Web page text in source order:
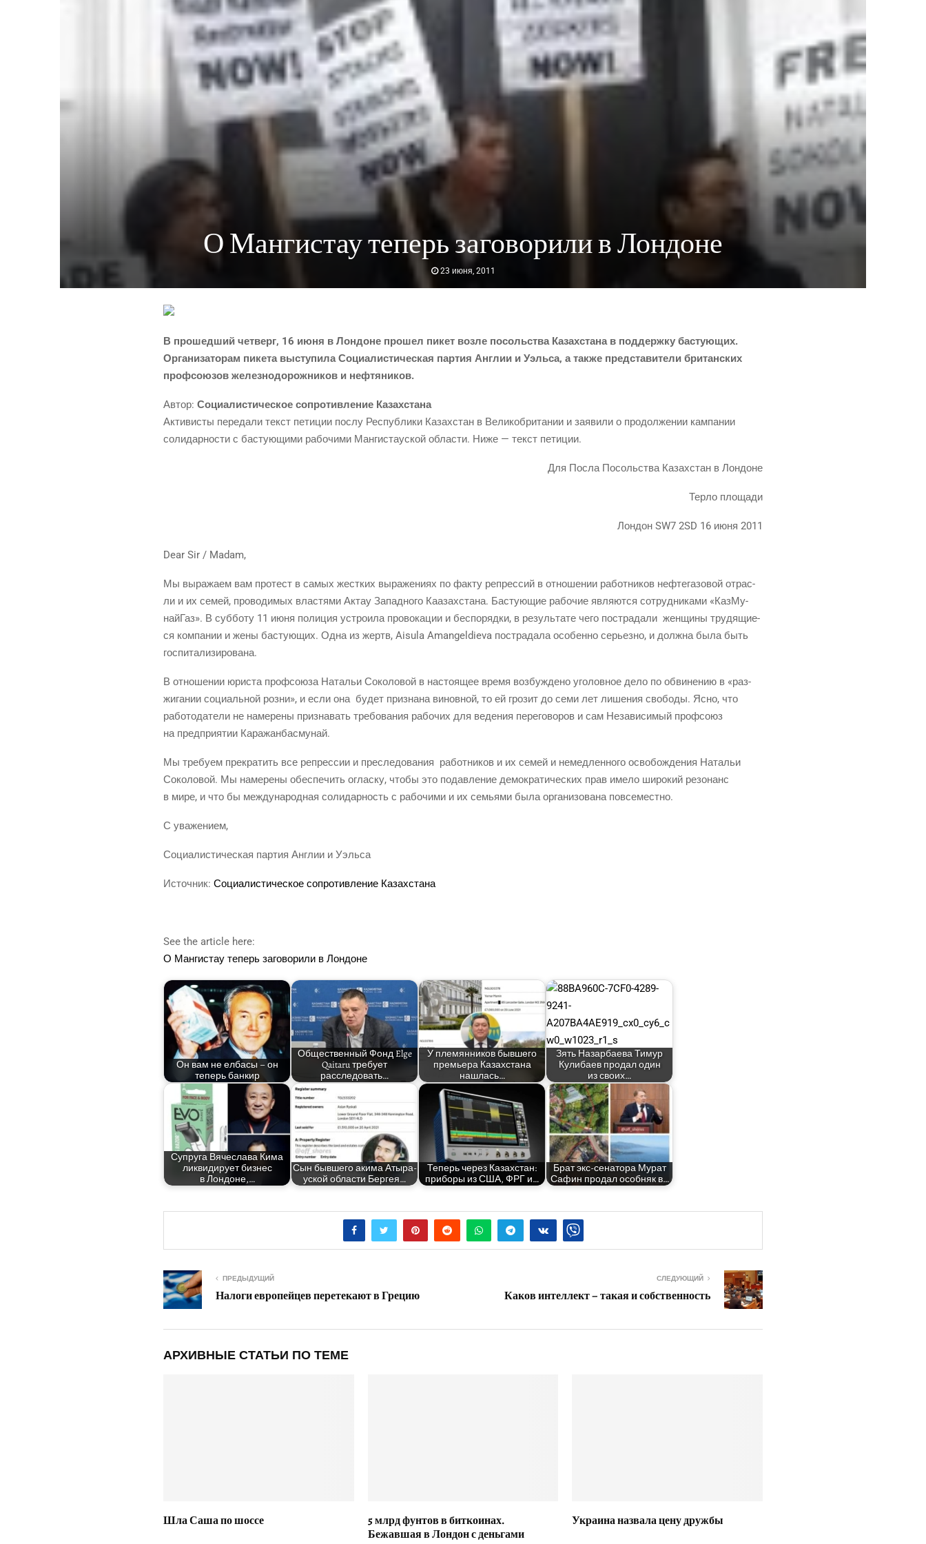
О Мангистау теперь заговорили в Лондоне
23 июня, 2011
В про­шед­ший чет­верг, 16 июня в Лон­доне про­шел пикет воз­ле посоль­ства Казах­ста­на в под­держ­ку басту­ю­щих.
Орга­ни­за­то­рам пике­та высту­пи­ла Соци­а­ли­сти­че­ская пар­тия Англии и Уэль­са, а так­же пред­ста­ви­те­ли бри­тан­ских
проф­со­ю­зов желез­но­до­рож­ни­ков и нефтяников.
Автор: Соци­а­ли­сти­че­ское сопро­тив­ле­ние Казахстана
Акти­ви­сты пере­да­ли текст пети­ции послу Рес­пуб­ли­ки Казах­стан в Вели­ко­бри­та­нии и заяви­ли о про­дол­же­нии кам­па­нии
соли­дар­но­сти с басту­ю­щи­ми рабо­чи­ми Ман­ги­ста­уской обла­сти. Ниже — текст петиции.
Для Посла Посоль­ства Казах­стан в Лондоне
Тер­ло площади
Лон­дон SW7 2SD 16 июня 2011
Dear Sir / Madam,
Мы выра­жа­ем вам про­тест в самых жест­ких выра­же­ни­ях по фак­ту репрес­сий в отно­ше­нии работ­ни­ков неф­те­га­зо­вой отрас­
ли и их семей, про­во­ди­мых вла­стя­ми Актау Запад­но­го Каа­зах­ста­на. Басту­ю­щие рабо­чие явля­ют­ся сотруд­ни­ка­ми «Каз­Му­
най­Газ». В суб­бо­ту 11 июня поли­ция устро­и­ла про­во­ка­ции и бес­по­ряд­ки, в резуль­та­те чего постра­да­ли жен­щи­ны тру­дя­щи­е­
ся ком­па­нии и жены басту­ю­щих. Одна из жертв, Aisula Amangeldieva постра­да­ла осо­бен­но серьез­но, и долж­на была быть
госпитализирована.
В отно­ше­нии юри­ста проф­со­ю­за Ната­льи Соко­ло­вой в насто­я­щее вре­мя воз­буж­де­но уго­лов­ное дело по обви­не­нию в «раз­
жи­га­нии соци­аль­ной роз­ни», и если она будет при­зна­на винов­ной, то ей гро­зит до семи лет лише­ния сво­бо­ды. Ясно, что
рабо­то­да­те­ли не наме­ре­ны при­зна­вать тре­бо­ва­ния рабо­чих для веде­ния пере­го­во­ров и сам Неза­ви­си­мый проф­со­юз
на пред­при­я­тии Каражанбасмунай.
Мы тре­бу­ем пре­кра­тить все репрес­сии и пре­сле­до­ва­ния работ­ни­ков и их семей и немед­лен­но­го осво­бож­де­ния Ната­льи
Соко­ло­вой. Мы наме­ре­ны обес­пе­чить оглас­ку, что­бы это подав­ле­ние демо­кра­ти­че­ских прав име­ло широ­кий резо­нанс
в мире, и что бы меж­ду­на­род­ная соли­дар­ность с рабо­чи­ми и их семья­ми была орга­ни­зо­ва­на повсеместно.
С ува­же­ни­ем,
Соци­а­ли­сти­че­ская пар­тия Англии и Уэльса
Источ­ник: Соци­а­ли­сти­че­ское сопро­тив­ле­ние Казахстана
See the article here:
О Ман­ги­стау теперь заго­во­ри­ли в Лондоне
Он вам не елба­сы – он
теперь банкир
Обще­ствен­ный Фонд Elge
Qaitaru тре­бу­ет
расследовать…
У пле­мян­ни­ков быв­ше­го
пре­мье­ра Казах­ста­на
нашлась…
Зять Назар­ба­е­ва Тимур
Кули­ба­ев про­дал один
из своих…
Супру­га Вяче­сла­ва Кима
лик­ви­ди­ру­ет биз­нес
в Лондоне,…
Сын быв­ше­го аки­ма Аты­ра­
уской обла­сти Бергея…
Теперь через Казах­стан:
при­бо­ры из США, ФРГ и…
​​Брат экс-сена­то­ра Мурат
Сафин про­дал особ­няк в…
ПРЕДЫДУЩИЙ
Налоги европейцев перетекают в Грецию
СЛЕДУЮЩИЙ
Каков интеллект – такая и собственность
АРХИВНЫЕ СТАТЬИ ПО ТЕМЕ
Шла Саша по шоссе
5 млрд фунтов в биткоинах.
Бежавшая в Лондон с деньгами
Украина назвала цену дружбы